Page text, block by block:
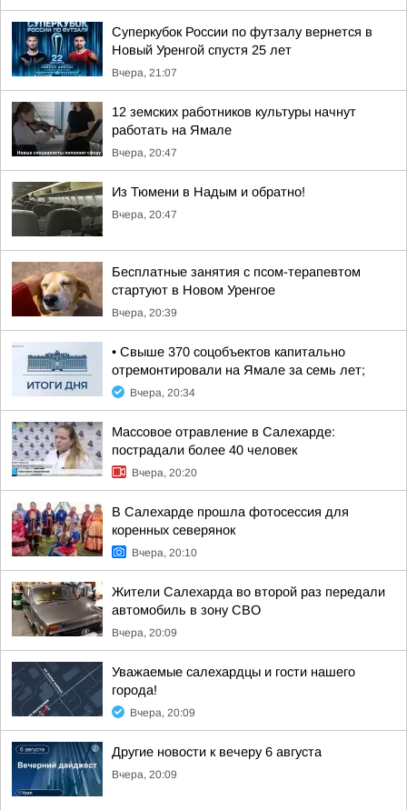
Суперкубок России по футзалу вернется в
Новый Уренгой спустя 25 лет
Вчера, 21:07
12 земских работников культуры начнут
работать на Ямале
Вчера, 20:47
Из Тюмени в Надым и обратно!
Вчера, 20:47
Бесплатные занятия с псом-терапевтом
стартуют в Новом Уренгое
Вчера, 20:39
• Свыше 370 соцобъектов капитально
отремонтировали на Ямале за семь лет;
Вчера, 20:34
Массовое отравление в Салехарде:
пострадали более 40 человек
Вчера, 20:20
В Салехарде прошла фотосессия для
коренных северянок
Вчера, 20:10
Жители Салехарда во второй раз передали
автомобиль в зону СВО
Вчера, 20:09
Уважаемые салехардцы и гости нашего
города!
Вчера, 20:09
Другие новости к вечеру 6 августа
Вчера, 20:09